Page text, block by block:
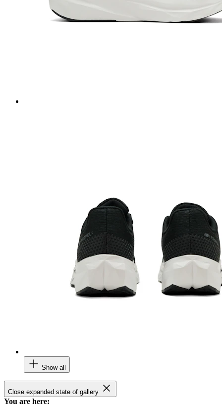
Show all
Close expanded state of gallery
You are here: